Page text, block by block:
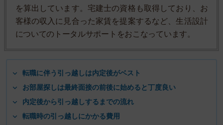
を算出しています。宅建士の資格も取得しており、お
客様の収入に見合った家賃を提案するなど、生活設計
についてのトータルサポートをおこなっています。
転職に伴う引っ越しは内定後がベスト
お部屋探しは最終面接の前後に始めると丁度良い
内定後から引っ越しするまでの流れ
転職時の引っ越しにかかる費用